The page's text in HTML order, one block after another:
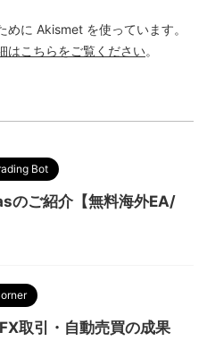
に Akismet を使っています。
はこちらをご覧ください。
Bot
のご紹介【無料海外EA/
FX取引・自動売買の成果